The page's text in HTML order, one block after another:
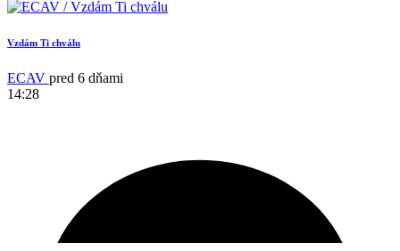
Vzdám Ti chválu
ECAV pred 6 dňami
14:28